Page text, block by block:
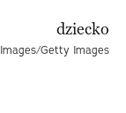
Getty Images